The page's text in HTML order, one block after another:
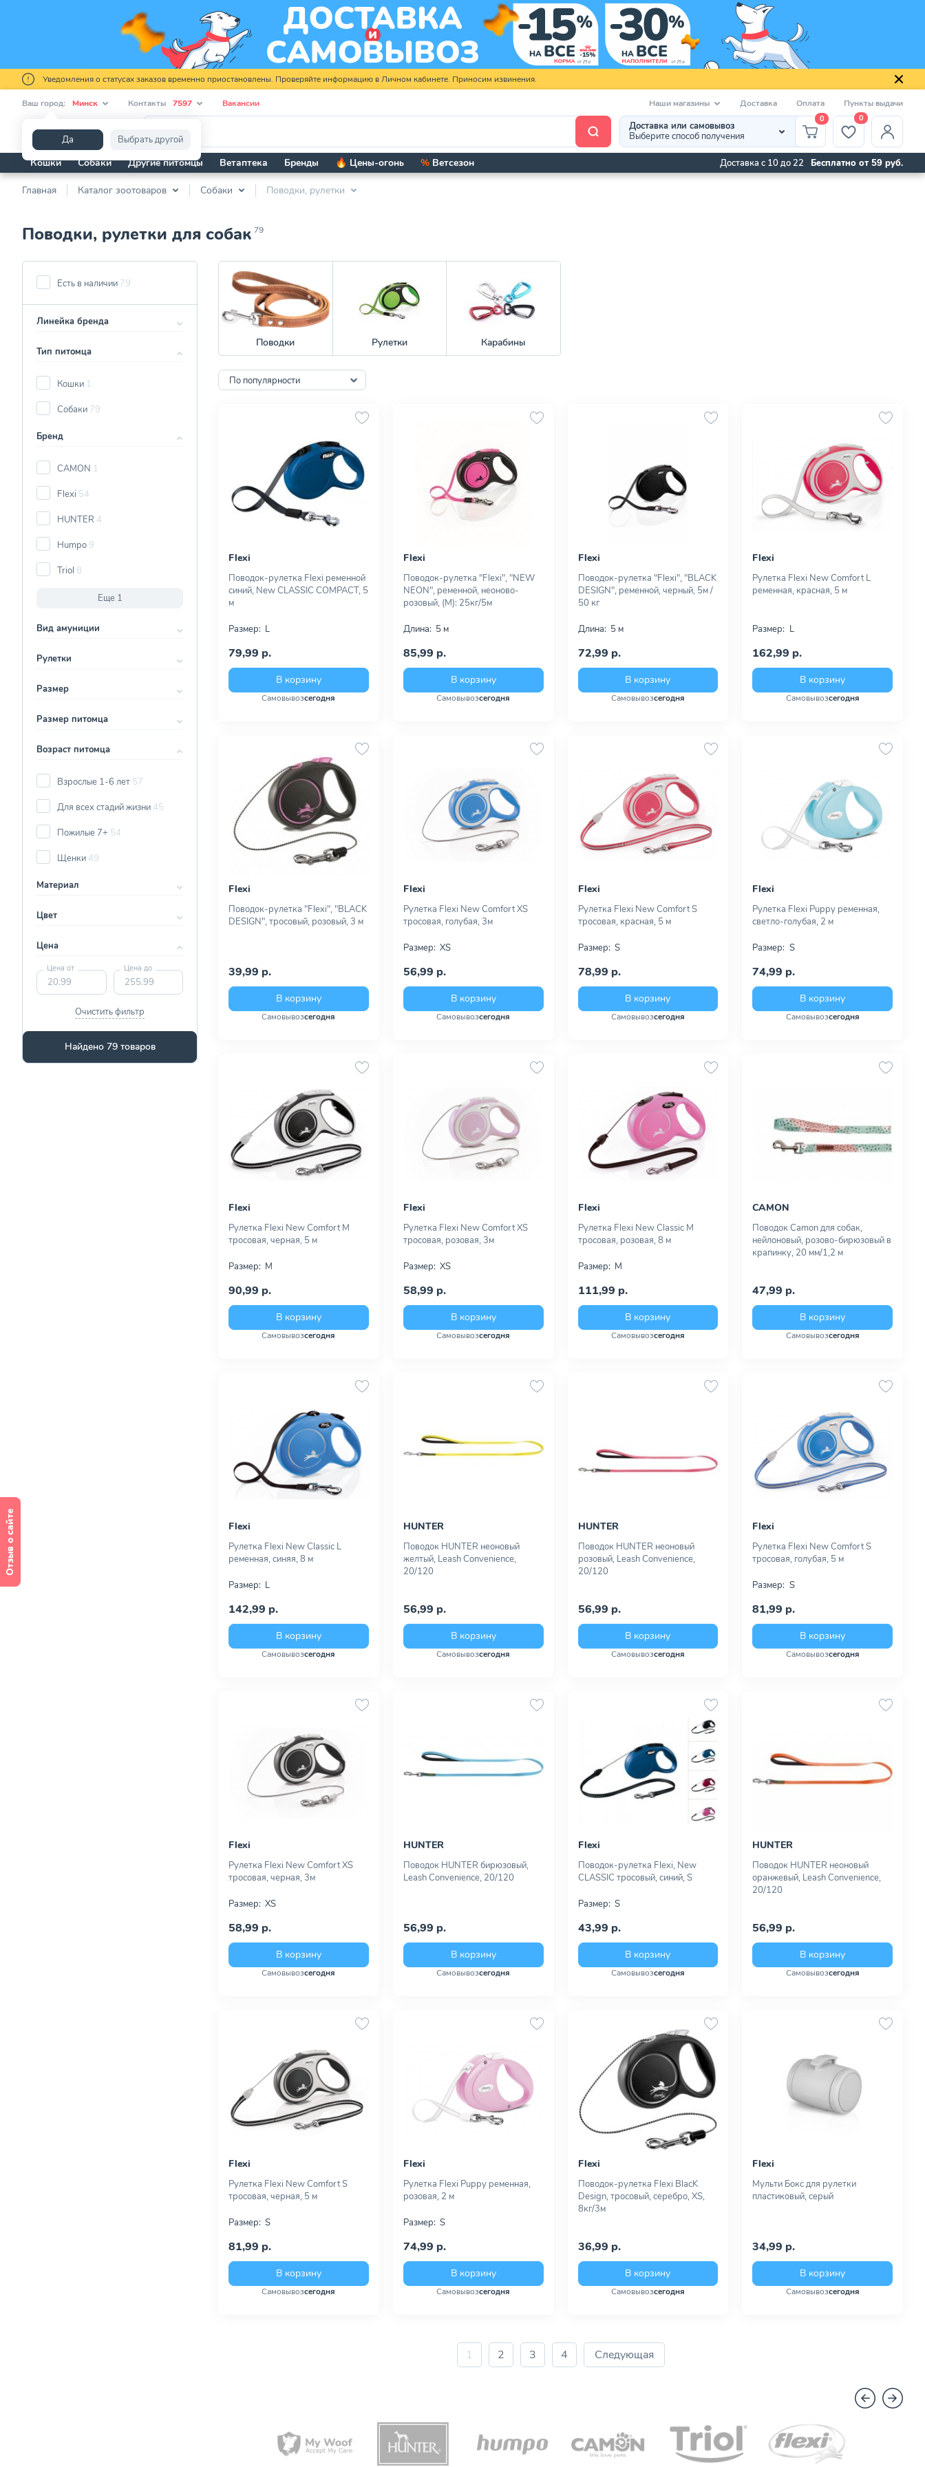
Уведомления о статусах заказов временно приостановлены. Проверяйте информацию в Личном кабинете. Приносим извинения.
Ваш город: Минск
Да Выбрать другой
Контакты 7597 Вакансии Наши магазины Доставка Оплата Пункты выдачи
Доставка или самовывоз
Выберите способ получения
0 0
Кошки Собаки Другие питомцы Ветаптека Бренды 🔥 Цены-огонь % Ветсезон Доставка с 10 до 22 Бесплатно от 59 руб.
Главная Каталог зоотоваров Собаки Поводки, рулетки
Поводки, рулетки для собак 79
Есть в наличии 79
Линейка бренда
Тип питомца
Кошки 1
Собаки 79
Бренд
CAMON 1
Flexi 54
HUNTER 4
Humpo 9
Triol 8
Еще 1
Вид амуниции
Рулетки
Размер
Размер питомца
Возраст питомца
Взрослые 1-6 лет 57
Для всех стадий жизни 45
Пожилые 7+ 54
Щенки 49
Материал
Цвет
Цена
Цена от Цена до
Найдено 79 товаров
Очистить фильтр
Поводки Рулетки Карабины
По популярности
Flexi
Поводок-рулетка Flexi ременной
синий, New CLASSIC СОМРАСТ, 5
м
Размер: L
79,99 р.
В корзину
Самовывозсегодня
Flexi
Поводок-рулетка "Flexi", "NEW
NEON", ременной, неоново-
розовый, (М): 25кг/5м
Длина: 5 м
85,99 р.
В корзину
Самовывозсегодня
Flexi
Поводок-рулетка "Flexi", "BLACK
DESIGN", ременной, черный, 5м /
50 кг
Длина: 5 м
72,99 р.
В корзину
Самовывозсегодня
Flexi
Рулетка Flexi New Comfort L
ременная, красная, 5 м
Размер: L
162,99 р.
В корзину
Самовывозсегодня
Flexi
Поводок-рулетка "Flexi", "BLACK
DESIGN", тросовый, розовый, 3 м
39,99 р.
В корзину
Самовывозсегодня
Flexi
Рулетка Flexi New Comfort XS
тросовая, голубая, 3м
Размер: XS
56,99 р.
В корзину
Самовывозсегодня
Flexi
Рулетка Flexi New Comfort S
тросовая, красная, 5 м
Размер: S
78,99 р.
В корзину
Самовывозсегодня
Flexi
Рулетка Flexi Puppy ременная,
светло-голубая, 2 м
Размер: S
74,99 р.
В корзину
Самовывозсегодня
Flexi
Рулетка Flexi New Comfort M
тросовая, черная, 5 м
Размер: M
90,99 р.
В корзину
Самовывозсегодня
Flexi
Рулетка Flexi New Comfort XS
тросовая, розовая, 3м
Размер: XS
58,99 р.
В корзину
Самовывозсегодня
Flexi
Рулетка Flexi New Classic M
тросовая, розовая, 8 м
Размер: M
111,99 р.
В корзину
Самовывозсегодня
CAMON
Поводок Camon для собак,
нейлоновый, розово-бирюзовый в
крапинку, 20 мм/1,2 м
47,99 р.
В корзину
Самовывозсегодня
Flexi
Рулетка Flexi New Classic L
ременная, синяя, 8 м
Размер: L
142,99 р.
В корзину
Самовывозсегодня
HUNTER
Поводок HUNTER неоновый
желтый, Leash Convenience,
20/120
56,99 р.
В корзину
Самовывозсегодня
HUNTER
Поводок HUNTER неоновый
розовый, Leash Convenience,
20/120
56,99 р.
В корзину
Самовывозсегодня
Flexi
Рулетка Flexi New Comfort S
тросовая, голубая, 5 м
Размер: S
81,99 р.
В корзину
Самовывозсегодня
Flexi
Рулетка Flexi New Comfort XS
тросовая, черная, 3м
Размер: XS
58,99 р.
В корзину
Самовывозсегодня
HUNTER
Поводок HUNTER бирюзовый,
Leash Convenience, 20/120
56,99 р.
В корзину
Самовывозсегодня
Flexi
Поводок-рулетка Flexi, New
CLASSIC тросовый, синий, S
Размер: S
43,99 р.
В корзину
Самовывозсегодня
HUNTER
Поводок HUNTER неоновый
оранжевый, Leash Convenience,
20/120
56,99 р.
В корзину
Самовывозсегодня
Flexi
Рулетка Flexi New Comfort S
тросовая, черная, 5 м
Размер: S
81,99 р.
В корзину
Самовывозсегодня
Flexi
Рулетка Flexi Puppy ременная,
розовая, 2 м
Размер: S
74,99 р.
В корзину
Самовывозсегодня
Flexi
Поводок-рулетка Flexi BlacK
Design, тросовый, серебро, XS,
8кг/3м
36,99 р.
В корзину
Самовывозсегодня
Flexi
Мульти Бокс для рулетки
пластиковый, серый
34,99 р.
В корзину
Самовывозсегодня
1 2 3 4 Следующая
Отзыв о сайте